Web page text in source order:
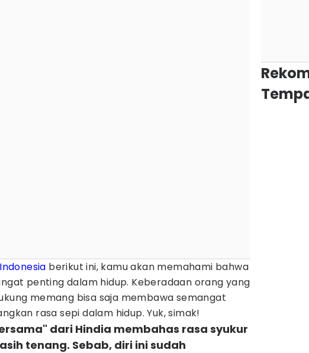
berikut ini, kamu akan memahami bahwa
penting dalam hidup. Keberadaan orang yang
memang bisa saja membawa semangat
rasa sepi dalam hidup. Yuk, simak!
dari Hindia membahas rasa syukur
tenang. Sebab, diri ini sudah